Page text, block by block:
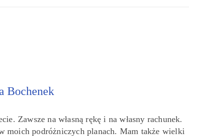
Bochenek
Zawsze na własną rękę i na własny rachunek.
moich podróżniczych planach. Mam także wielki